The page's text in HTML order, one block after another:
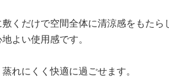
くだけで空間全体に清涼感をもたら
よい使用感です。
れにくく快適に過ごせます。